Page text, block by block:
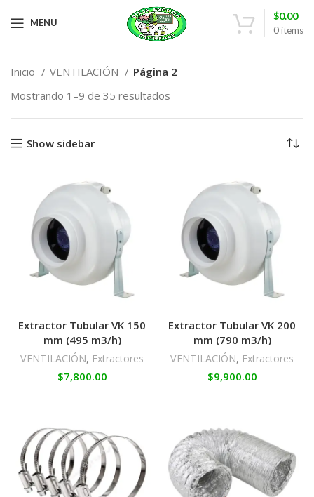
MENU
0items
$0.00
Inicio VENTILACIÓN
Página 2
Mostrando 1–9 de 35 resultados
Show sidebar
Extractor Tubular VK 150
mm (495 m3/h)
VENTILACIÓN, Extractores
$7,800.00
Extractor Tubular VK 200
mm (790 m3/h)
VENTILACIÓN, Extractores
$9,900.00